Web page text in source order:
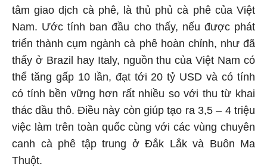
tâm giao dịch cà phê, là thủ phủ cà phê của Việt
Nam. Ước tính ban đầu cho thấy, nếu được phát
triển thành cụm ngành cà phê hoàn chỉnh, như đã
thấy ở Brazil hay Italy, nguồn thu của Việt Nam có
thể tăng gấp 10 lần, đạt tới 20 tỷ USD và có tính
có tính bền vững hơn rất nhiều so với thu từ khai
thác dầu thô. Điều này còn giúp tạo ra 3,5 – 4 triệu
việc làm trên toàn quốc cùng với các vùng chuyên
canh cà phê tập trung ở Đắk Lắk và Buôn Ma
Thuột.